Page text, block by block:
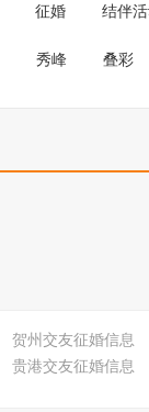
征婚 结伴
秀峰 叠彩
贺州交友征婚信息
贵港交友征婚信息